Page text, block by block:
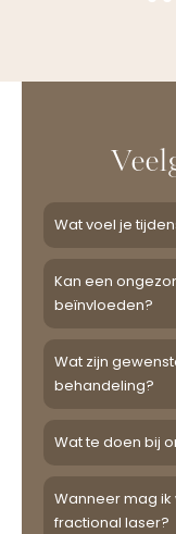
Wat voel je
Kan een
beïnvloeden?
Wat zijn
behandeling?
Wat te doen bij
Wanneer mag
fractional laser?